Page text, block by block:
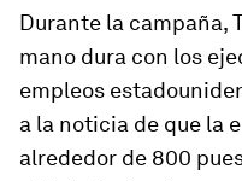
Durante la campaña,
mano dura con los
empleos
a la noticia de que la
alrededor de 800